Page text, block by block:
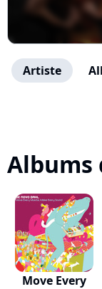
Artiste
Albums
Move Every